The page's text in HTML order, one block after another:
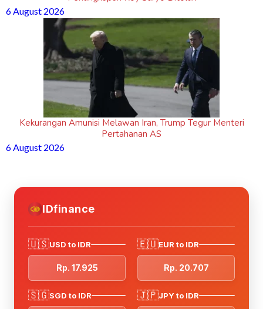
6 August 2026
Kekurangan Amunisi Melawan Iran, Trump Tegur Menteri
Pertahanan AS
6 August 2026
IDfinance
🇺🇸USD to IDR
Rp. 17.925
🇪🇺EUR to IDR
Rp. 20.707
🇸🇬SGD to IDR 🇯🇵JPY to IDR